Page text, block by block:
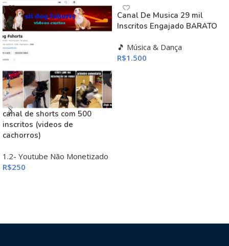
canal de shorts com 500
inscritos (videos de
cachorros)
1.2- Youtube Não Monetizado
R$250
Canal De Musica 29 mil
Inscritos Engajado BARATO
🎵 Música & Dança
R$1.500